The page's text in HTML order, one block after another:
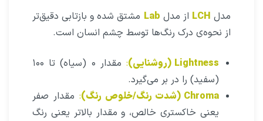
مدل LCH از مدل Lab مشتق شده و بازتابی دقیق‌تر
از نحوه‌ی درک رنگ‌ها توسط چشم انسان است.
Lightness (روشنایی) :
مقدار ۰ (سیاه) تا ۱۰۰
(سفید) را در بر می‌گیرد.
Chroma (شدت رنگ/خلوص رنگ)
:مقدار صفر
یعنی خاکستری خالص، و مقدار بالاتر یعنی رنگ